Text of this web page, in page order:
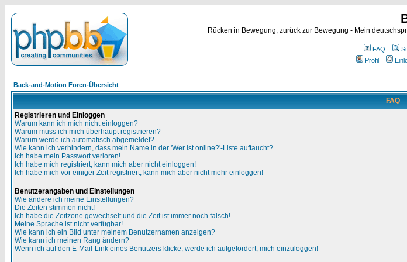
Rücken in Bewegung, zurück zur Bewegung - Mein
FAQ
Profil
Back-and-Motion Foren-Übersicht
FAQ
Registrieren und Einloggen
Warum kann ich mich nicht einloggen?
Warum muss ich mich überhaupt registrieren?
Warum werde ich automatisch abgemeldet?
Wie kann ich verhindern, dass mein Name in der 'Wer ist online?'-Liste auftaucht?
Ich habe mein Passwort verloren!
Ich habe mich registriert, kann mich aber nicht einloggen!
Ich habe mich vor einiger Zeit registriert, kann mich aber nicht mehr einloggen!
Benutzerangaben und Einstellungen
Wie ändere ich meine Einstellungen?
Die Zeiten stimmen nicht!
Ich habe die Zeitzone gewechselt und die Zeit ist immer noch falsch!
Meine Sprache ist nicht verfügbar!
Wie kann ich ein Bild unter meinem Benutzernamen anzeigen?
Wie kann ich meinen Rang ändern?
Wenn ich auf den E-Mail-Link eines Benutzers klicke, werde ich aufgefordert, mich einzuloggen!